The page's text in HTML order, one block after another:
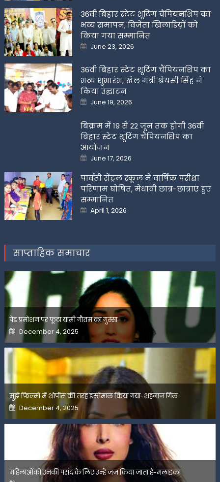
36वीं बिहार स्टेट शूटिंग चैंपियनशिप का
भव्य समापन, विजेता खिलाडिय़ों को
किया गया सम्मानित
Posted
on
June 23, 2026
36वीं बिहार स्टेट शूटिंग चैंपियनशिप का
भव्य शुभारंभ, खेल मंत्री श्रेयसी सिंह ने
किया उद्घाटन
Posted
on
June 19, 2026
बिक्रम में 19 से 22 जून तक होगी 36वीं
बिहार स्टेट शूटिंग चैंपियनशिप का
आयोजन
Posted
on
June 17, 2026
पार्वती सेंट्रल स्कूल में वार्षिक परीक्षा
परिणाम घोषित, मेधावी छात्र-छात्राएं हुए
सम्मानित
Posted
on
April 1, 2026
साप्ताहिक समाचार
पेड प्रमोशन पर फूटा यामी गौतम का गुस्सा
Posted
on
December 4, 2025
मुझे फिल्मों में शोपीस की तरह इस्तेमाल किया गया-शहनाज गिल
Posted
on
December 4, 2025
महिलाओंको उनकी पसंद के लिए उन्हें जज किया जाता है-मलाइका